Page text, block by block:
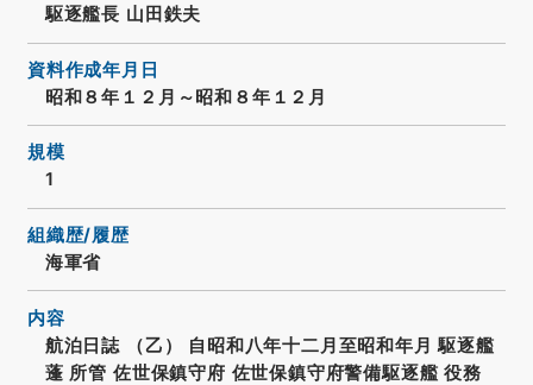
駆逐艦長 山田鉄夫
資料作成年月日
昭和８年１２月～昭和８年１２月
規模
1
組織歴/履歴
海軍省
内容
航泊日誌 （乙） 自昭和八年十二月至昭和年月 駆逐艦
蓬 所管 佐世保鎮守府 佐世保鎮守府警備駆逐艦 役務